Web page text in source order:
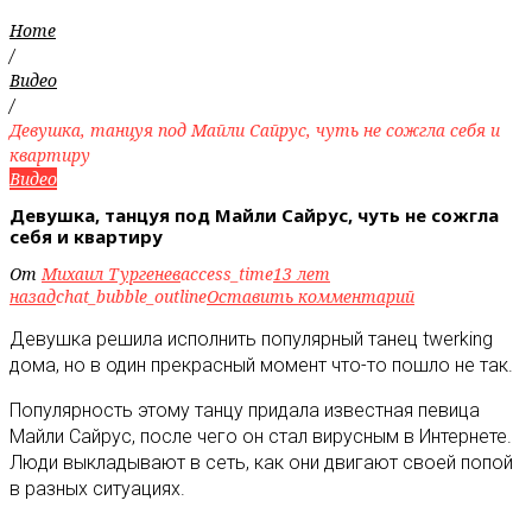
Home
/
Видео
/
Девушка, танцуя под Майли Сайрус, чуть не сожгла себя и
квартиру
Видео
Девушка, танцуя под Майли Сайрус, чуть не сожгла
себя и квартиру
ОтМихаил Тургеневaccess_time13 лет
назадchat_bubble_outlineОставить комментарий
Девушка решила исполнить популярный танец twerking
дома, но в один прекрасный момент что-то пошло не так.
Популярность этому танцу придала известная певица
Майли Сайрус, после чего он стал вирусным в Интернете.
Люди выкладывают в сеть, как они двигают своей попой
в разных ситуациях.